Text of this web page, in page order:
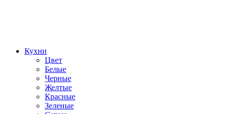
Кухни
Цвет
Белые
Черные
Желтые
Красные
Зеленые